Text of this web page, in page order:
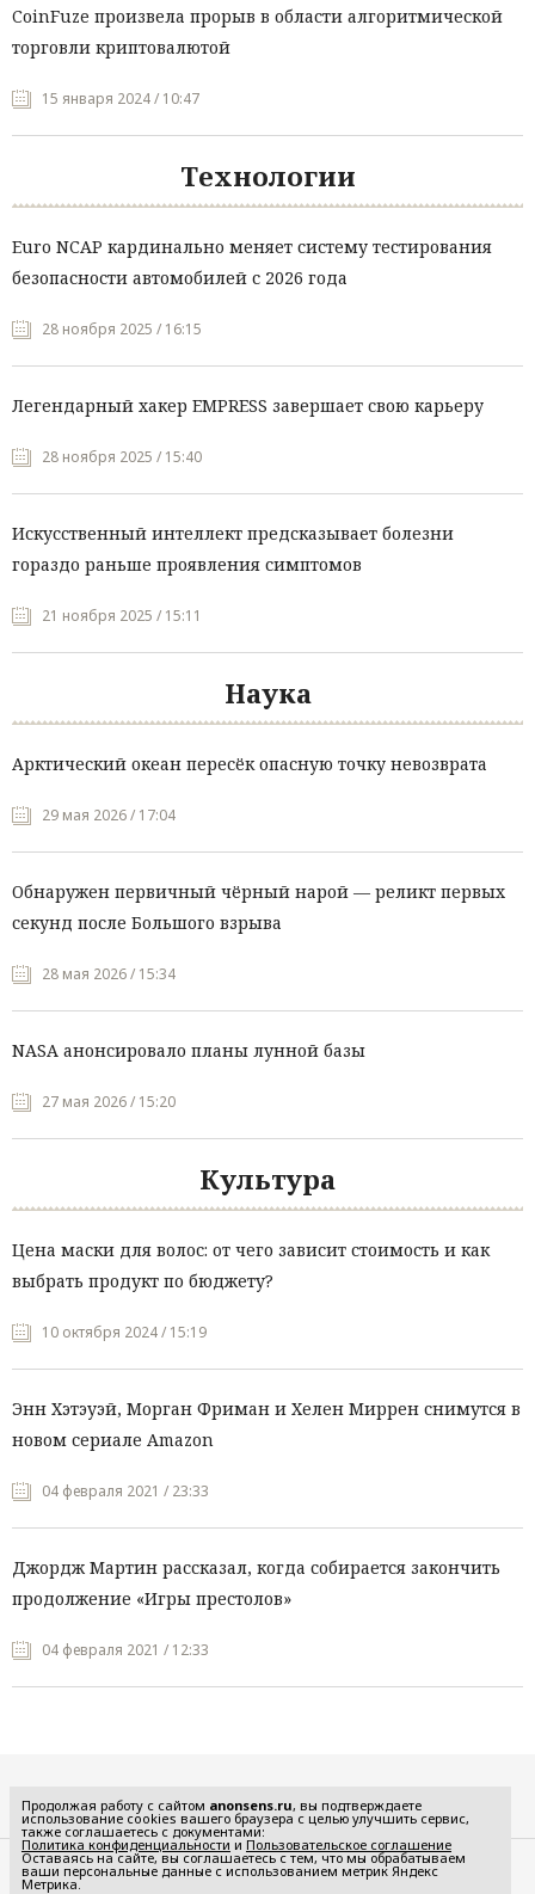
CoinFuze произвела прорыв в области алгоритмической
торговли криптовалютой
15 января 2024 / 10:47
Технологии
Euro NCAP кардинально меняет систему тестирования
безопасности автомобилей с 2026 года
28 ноября 2025 / 16:15
Легендарный хакер EMPRESS завершает свою карьеру
28 ноября 2025 / 15:40
Искусственный интеллект предсказывает болезни
гораздо раньше проявления симптомов
21 ноября 2025 / 15:11
Наука
Арктический океан пересёк опасную точку невозврата
29 мая 2026 / 17:04
Обнаружен первичный чёрный нарой — реликт первых
секунд после Большого взрыва
28 мая 2026 / 15:34
NASA анонсировало планы лунной базы
27 мая 2026 / 15:20
Культура
Цена маски для волос: от чего зависит стоимость и как
выбрать продукт по бюджету?
10 октября 2024 / 15:19
Энн Хэтэуэй, Морган Фриман и Хелен Миррен снимутся в
новом сериале Amazon
04 февраля 2021 / 23:33
Джордж Мартин рассказал, когда собирается закончить
продолжение «Игры престолов»
04 февраля 2021 / 12:33
Редакция
Реклама
Продолжая работу с сайтом anonsens.ru, вы подтверждаете
использование cookies вашего браузера с целью улучшить сервис,
также соглашаетесь с документами:
Политика конфиденциальности и Пользовательское соглашение
Оставаясь на сайте, вы соглашаетесь с тем, что мы обрабатываем
ваши персональные данные с использованием метрик Яндекс
Метрика.